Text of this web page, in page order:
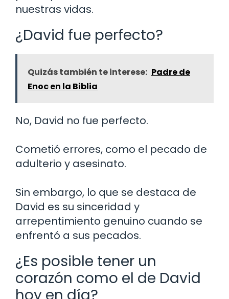
nuestras vidas.
¿David fue perfecto?
Quizás también te interese: Padre de
Enoc en la Biblia
No, David no fue perfecto.
Cometió errores, como el pecado de
adulterio y asesinato.
Sin embargo, lo que se destaca de
David es su sinceridad y
arrepentimiento genuino cuando se
enfrentó a sus pecados.
¿Es posible tener un
corazón como el de David